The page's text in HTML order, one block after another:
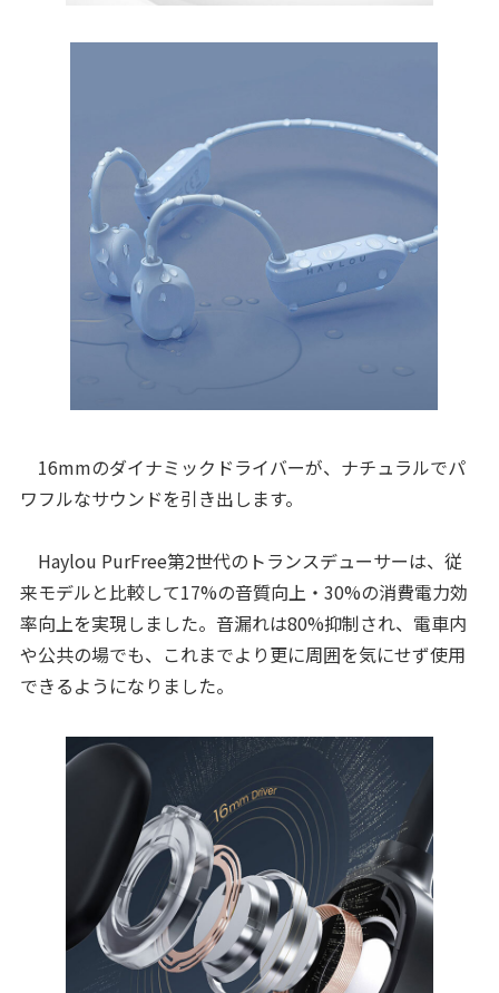
16mmのダイナミックドライバーが、ナチュラルでパ
ワフルなサウンドを引き出します。
Haylou PurFree第2世代のトランスデューサーは、従
来モデルと比較して17%の音質向上・30%の消費電力効
率向上を実現しました。音漏れは80%抑制され、電車内
や公共の場でも、これまでより更に周囲を気にせず使用
できるようになりました。